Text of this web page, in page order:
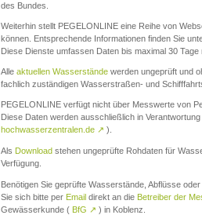
des Bundes.
Weiterhin stellt PEGELONLINE eine Reihe von
können. Entsprechende Informationen finden Sie
Diese Dienste umfassen Daten bis maximal 30 Tage
Alle aktuellen Wasserstände werden ungeprüft und
fachlich zuständigen Wasserstraßen- und
PEGELONLINE verfügt nicht über Messwerte von
Diese Daten werden ausschließlich in
hochwasserzentralen.de ↗ ).
Als Download stehen ungeprüfte Rohdaten für
Verfügung.
Benötigen Sie geprüfte Wasserstände, Abflüsse
Sie sich bitte per Email direkt an die Betreiber der
Gewässerkunde ( BfG ↗ ) in Koblenz.